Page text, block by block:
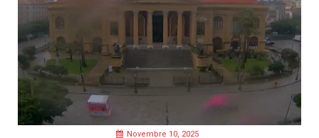
Novembre 10, 2025